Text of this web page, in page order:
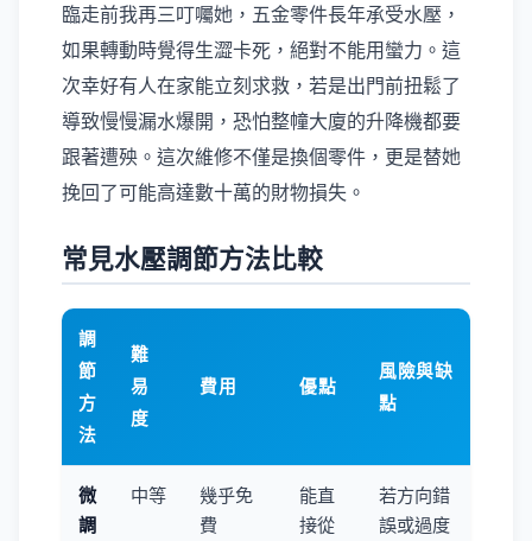
臨走前我再三叮囑她，五金零件長年承受水壓，
如果轉動時覺得生澀卡死，絕對不能用蠻力。這
次幸好有人在家能立刻求救，若是出門前扭鬆了
導致慢慢漏水爆開，恐怕整幢大廈的升降機都要
跟著遭殃。這次維修不僅是換個零件，更是替她
挽回了可能高達數十萬的財物損失。
常見水壓調節方法比較
調
節
方
法
難
易
度
費用 優點
風險與缺
點
微
調
中等
幾乎免
費
能直
接從
若方向錯
誤或過度